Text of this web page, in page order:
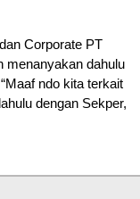
Corporate PT
menanyakan dahulu
ndo kita terkait
dengan Sekper,